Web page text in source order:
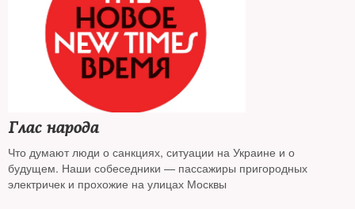
Глас народа
Что думают люди о санкциях, ситуации на Украине и о
будущем. Наши собеседники — пассажиры пригородных
электричек и прохожие на улицах Москвы